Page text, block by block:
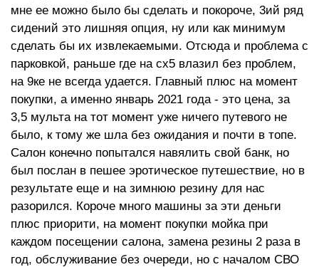
мне ее можно было бы сделать и покороче, 3ий ряд
сидений это лишняя опция, ну или как минимум
сделать бы их извлекаемыми. Отсюда и проблема с
парковкой, раньше где на сх5 влазил без проблем,
на 9ке не всегда удается. Главный плюс на момент
покупки, а именно январь 2021 года - это цена, за
3,5 мульта на тот момент уже ничего путевого не
было, к тому же шла без ожидания и почти в топе.
Салон конечно попытался навялить свой банк, но
был послан в пешее эротическое путешествие, но в
результате еще и на зимнюю резину для нас
разорился. Короче много машины за эти деньги
плюс приорити, на момент покупки мойка при
каждом посещении салона, замена резины 2 раза в
год, обслуживание без очереди, но с началом СВО